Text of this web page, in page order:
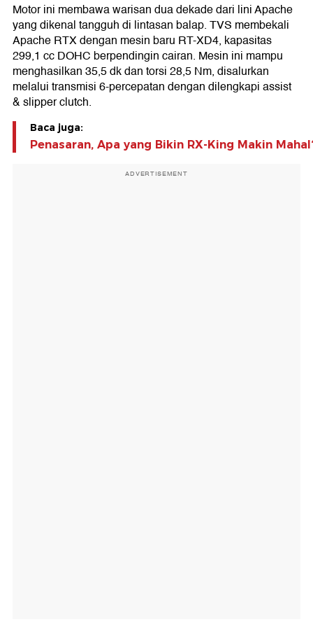
Motor ini membawa warisan dua dekade dari lini Apache
yang dikenal tangguh di lintasan balap. TVS membekali
Apache RTX dengan mesin baru RT-XD4, kapasitas
299,1 cc DOHC berpendingin cairan. Mesin ini mampu
menghasilkan 35,5 dk dan torsi 28,5 Nm, disalurkan
melalui transmisi 6-percepatan dengan dilengkapi assist
& slipper clutch.
Baca juga:
Penasaran, Apa yang Bikin RX-King Makin
ADVERTISEMENT